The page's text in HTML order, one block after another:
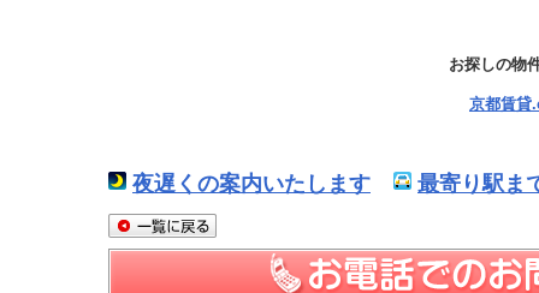
お探しの物
京都賃貸
夜遅くの案内いたします 最寄り駅ま